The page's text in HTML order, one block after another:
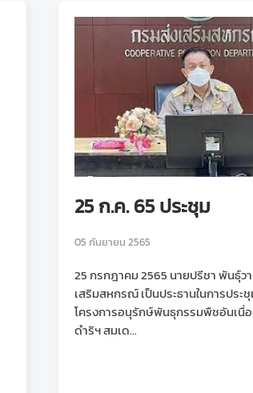
25 ก.ค. 65 ประชุม
05 กันยายน 2565
25 กรกฎาคม 2565 นายปรีชา พันธุ์
เสริมสหกรณ์ เป็นประธานในการประ
โครงการอนุรักษ์พันธุกรรมพืชอันเนื่
ดำริฯ สมเด...